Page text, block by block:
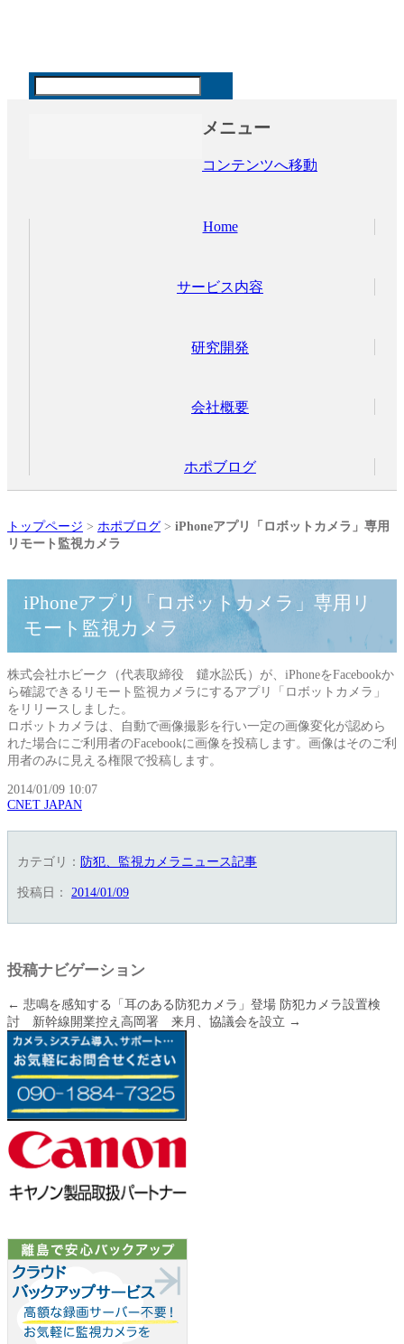
メニュー
コンテンツへ移動
Home
サービス内容
研究開発
会社概要
ホポブログ
トップページ > ホポブログ > iPhoneアプリ「ロボットカメラ」専用
リモート監視カメラ
iPhoneアプリ「ロボットカメラ」専用リ
モート監視カメラ
株式会社ホビーク（代表取締役 鑓水訟氏）が、iPhoneをFacebookか
ら確認できるリモート監視カメラにするアプリ「ロボットカメラ」
をリリースしました。
ロボットカメラは、自動で画像撮影を行い一定の画像変化が認めら
れた場合にご利用者のFacebookに画像を投稿します。画像はそのご利
用者のみに見える権限で投稿します。
2014/01/09 10:07
CNET JAPAN
カテゴリ： 防犯、監視カメラニュース記事
投稿日： 2014/01/09
投稿ナビゲーション
← 悲鳴を感知する「耳のある防犯カメラ」登場 防犯カメラ設置検
討 新幹線開業控え高岡署 来月、協議会を設立 →